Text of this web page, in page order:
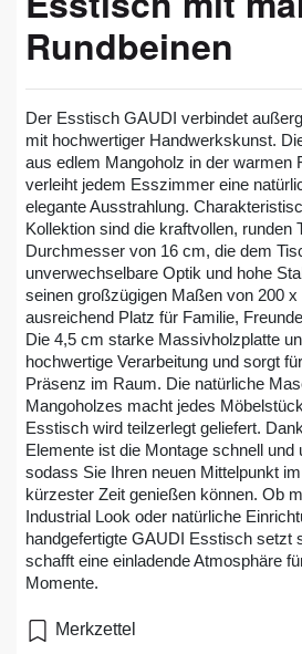
Rundbeinen
Der Esstisch GAUDI verbindet
mit hochwertiger Handwerkskunst.
aus edlem Mangoholz in der warmen
verleiht jedem Esszimmer eine
elegante Ausstrahlung.
Kollektion sind die kraftvollen, runden
Durchmesser von 16 cm, die dem
unverwechselbare Optik und hohe
seinen großzügigen Maßen von 200
ausreichend Platz für Familie,
Die 4,5 cm starke Massivholzplatte
hochwertige Verarbeitung und sorgt
Präsenz im Raum. Die natürliche
Mangoholzes macht jedes
Esstisch wird teilzerlegt geliefert.
Elemente ist die Montage schnell und
sodass Sie Ihren neuen Mittelpunkt
kürzester Zeit genießen können. Ob
Industrial Look oder natürliche
handgefertigte GAUDI Esstisch setzt
schafft eine einladende Atmosphäre
Momente.
Merkzettel